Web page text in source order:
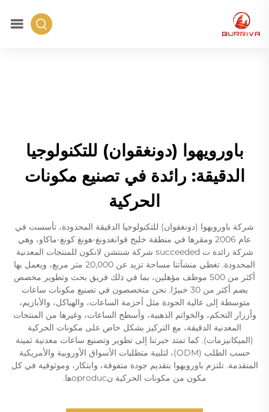
باورويهوا (دونغقوان) للتكنولوجيا
الدقيقة: رائدة في تصنيع مكونات
الحركية
شركة باورويهوا (دونغقوان) للتكنولوجيا الدقيقة المحدودة، تأسست في
عام 2006 ومقرها في منطقة خليج قوانغدونغ-هونغ كونغ-ماكاو، وهي
شركة رائدة ت succeeded شركة شنتشن لانكون للمنتجات المعدنية
المحدودة. تغطي منشآتنا مساحة تزيد عن 20,000 متر مربع، ويعمل بها
أكثر من 500 موظف مؤهلين، بما في ذلك فريق بحث وتطوير مخصص
يضم أكثر من 30 خبيرًا. نحن متخصصون في تصنيع مكونات ساعات
متوسطة إلى عالية الجودة مثل أحزمة الساعات، والهياكل، والأبازيم،
وأزرار التحكم، والخواتم الذهبية، وأسطح الساعات، وغيرها من المنتجات
المعدنية الدقيقة، مع التركيز بشكل خاص على مكونات الحركية
(الميكانيزمات). كما تمتد خبرتنا إلى تطوير وتصنيع ساعات معدنية ثمينة
حسب الطلب (ODM)، لتلبية متطلبات الأسواق الأوروبية والأمريكية
المتقدمة. تلتزم باورويهوا بتقديم جودة متفوقة، وابتكار، وموثوقية في كل
مكون من مكونات الحركية نoproducها.